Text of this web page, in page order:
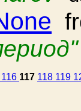
116 117 118 119